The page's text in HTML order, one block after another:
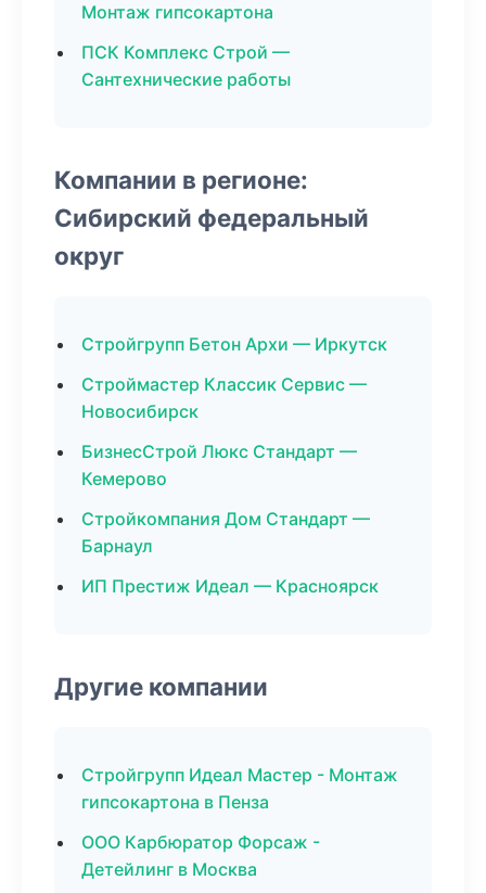
Монтаж гипсокартона
ПСК Комплекс Строй —
Сантехнические работы
Компании в регионе:
Сибирский федеральный
округ
Стройгрупп Бетон Архи — Иркутск
Строймастер Классик Сервис —
Новосибирск
БизнесСтрой Люкс Стандарт —
Кемерово
Стройкомпания Дом Стандарт —
Барнаул
ИП Престиж Идеал — Красноярск
Другие компании
Стройгрупп Идеал Мастер - Монтаж
гипсокартона в Пенза
ООО Карбюратор Форсаж -
Детейлинг в Москва